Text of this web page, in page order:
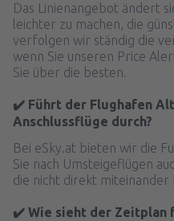
Das Linienangebot ändert
leichter zu machen, die
verfolgen wir ständig die
wenn Sie unseren Price
Sie über die besten.
✔️ Führt der Flughafen
Anschlussflüge durch?
Bei eSky.at bieten wir die
Sie nach Umsteigeflügen
die nicht direkt miteinander
✔️ Wie sieht der Zeitplan